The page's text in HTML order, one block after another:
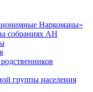
Наркоманы»
собраниях АН
группы населения